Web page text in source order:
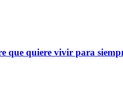
que quiere vivir para